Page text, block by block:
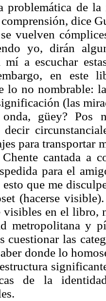
problemática de
dice
vuelven
yo, dirán
mí a escuchar
en este
lo no nombrable:
(las
güey? Pos
decir
para transportar
cantada a
para el
que me
(hacerse
visibles en el libro,
metropolitana y
cuestionar las
donde lo
de la